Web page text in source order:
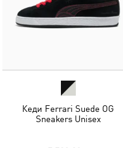
Кеди Ferrari Suede OG
Sneakers Unisex